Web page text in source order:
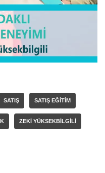
SATIŞ SATIŞ EĞITIM
ZEKI YÜKSEKBILGILI